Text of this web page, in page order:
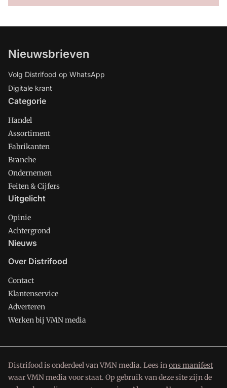
Nieuwsbrieven
Volg Distrifood op WhatsApp
Digitale krant
Categorie
Handel
Assortiment
Fabrikanten
Branche
Ondernemen
Feiten & Cijfers
Uitgelicht
Opinie
Achtergrond
Nieuws
Over Distrifood
Contact
Klantenservice
Adverteren
Werken bij VMN media
Distrifood is onderdeel van VMN media. Lees inons manifest
waar VMN media voor staat. Op gebruik van deze site zijn de